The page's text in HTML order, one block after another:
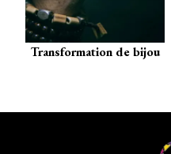
Transformation de bijou